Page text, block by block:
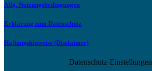
Allg. Nutzungsbedingungen
Erklärung zum Datenschutz
Haftungshinweise (Disclaimer)
Datenschutz-Einstellungen